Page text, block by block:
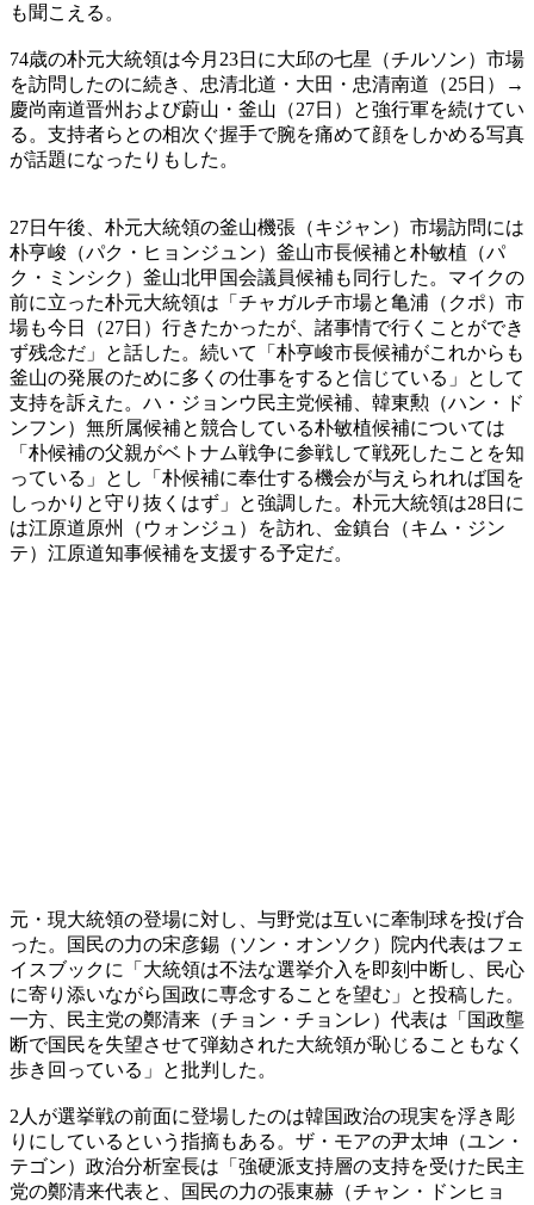
も聞こえる。
74歳の朴元大統領は今月23日に大邱の七星（チルソン）市場
を訪問したのに続き、忠清北道・大田・忠清南道（25日）→
慶尚南道晋州および蔚山・釜山（27日）と強行軍を続けてい
る。支持者らとの相次ぐ握手で腕を痛めて顔をしかめる写真
が話題になったりもした。
27日午後、朴元大統領の釜山機張（キジャン）市場訪問には
朴亨峻（パク・ヒョンジュン）釜山市長候補と朴敏植（パ
ク・ミンシク）釜山北甲国会議員候補も同行した。マイクの
前に立った朴元大統領は「チャガルチ市場と亀浦（クポ）市
場も今日（27日）行きたかったが、諸事情で行くことができ
ず残念だ」と話した。続いて「朴亨峻市長候補がこれからも
釜山の発展のために多くの仕事をすると信じている」として
支持を訴えた。ハ・ジョンウ民主党候補、韓東勲（ハン・ド
ンフン）無所属候補と競合している朴敏植候補については
「朴候補の父親がベトナム戦争に参戦して戦死したことを知
っている」とし「朴候補に奉仕する機会が与えられれば国を
しっかりと守り抜くはず」と強調した。朴元大統領は28日に
は江原道原州（ウォンジュ）を訪れ、金鎮台（キム・ジン
テ）江原道知事候補を支援する予定だ。
元・現大統領の登場に対し、与野党は互いに牽制球を投げ合
った。国民の力の宋彦錫（ソン・オンソク）院内代表はフェ
イスブックに「大統領は不法な選挙介入を即刻中断し、民心
に寄り添いながら国政に専念することを望む」と投稿した。
一方、民主党の鄭清来（チョン・チョンレ）代表は「国政壟
断で国民を失望させて弾劾された大統領が恥じることもなく
歩き回っている」と批判した。
2人が選挙戦の前面に登場したのは韓国政治の現実を浮き彫
りにしているという指摘もある。ザ・モアの尹太坤（ユン・
テゴン）政治分析室長は「強硬派支持層の支持を受けた民主
党の鄭清来代表と、国民の力の張東赫（チャン・ドンヒョ